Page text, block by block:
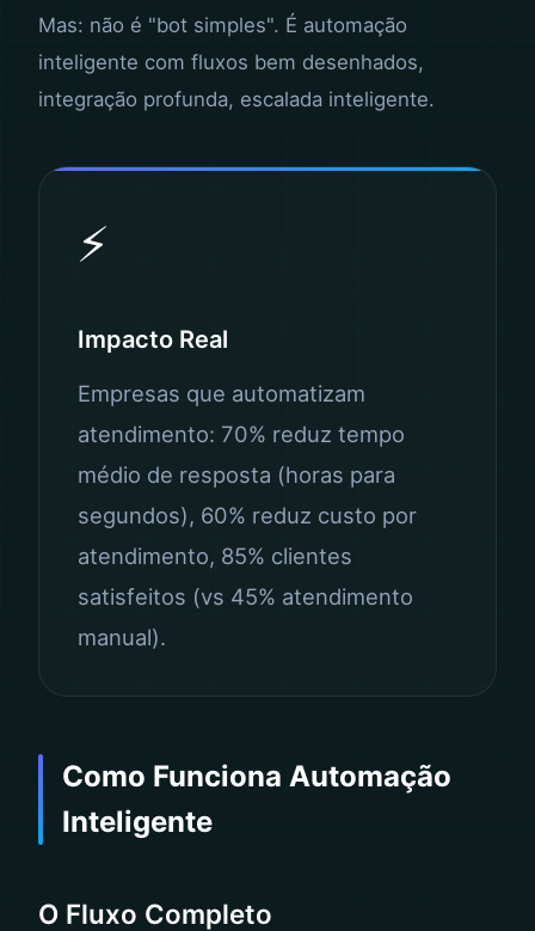
Mas: não é "bot simples". É automação
inteligente com fluxos bem desenhados,
integração profunda, escalada inteligente.
⚡
Impacto Real
Empresas que automatizam
atendimento: 70% reduz tempo
médio de resposta (horas para
segundos), 60% reduz custo por
atendimento, 85% clientes
satisfeitos (vs 45% atendimento
manual).
Como Funciona Automação
Inteligente
O Fluxo Completo